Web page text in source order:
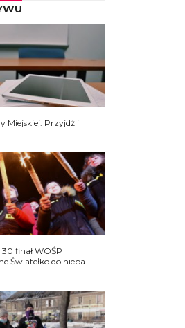
Miejskiej. Przyjdź i
finał WOŚP
Światełko do nieba